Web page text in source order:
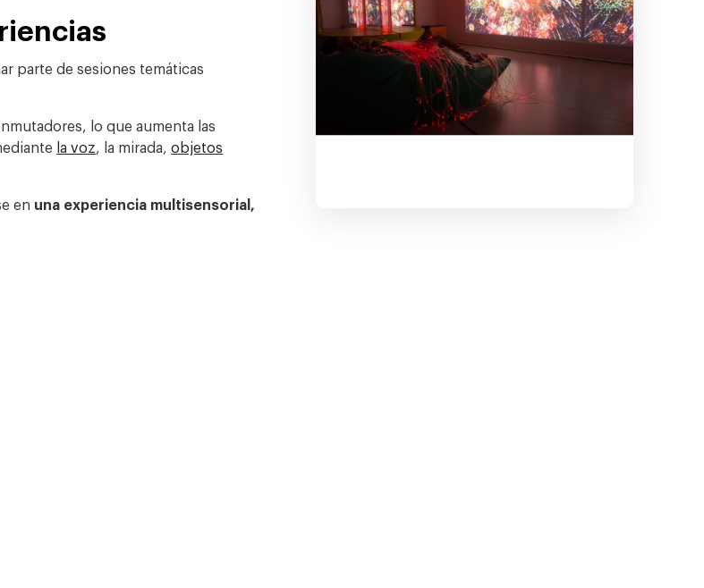
parte de sesiones temáticas
lo que aumenta las
la voz, la mirada,objetos
en una experiencia multisensorial,